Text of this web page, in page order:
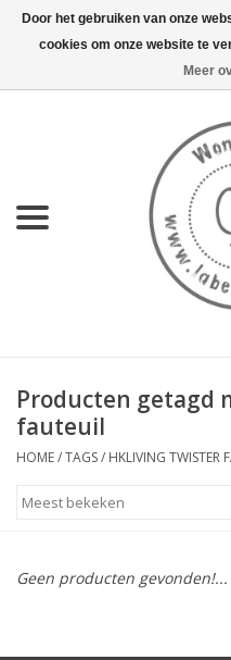
KEUKEN
LIFESTYLE
OUTDOOR
SALE
Producten getagd
fauteuil
HOME/TAGS/ HKLIVING TWISTER
Geen producten gevonden!...
Door het gebruiken van onze
cookies om onze website te
Meer